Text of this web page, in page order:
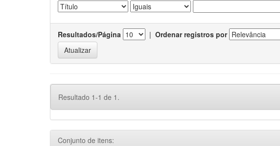
Resultados/Página | Ordenar registros por
Resultado 1-1 de 1.
Conjunto de itens: